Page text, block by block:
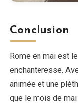
Conclusion
Rome en mai est
enchanteresse.
animée et une
que le mois de